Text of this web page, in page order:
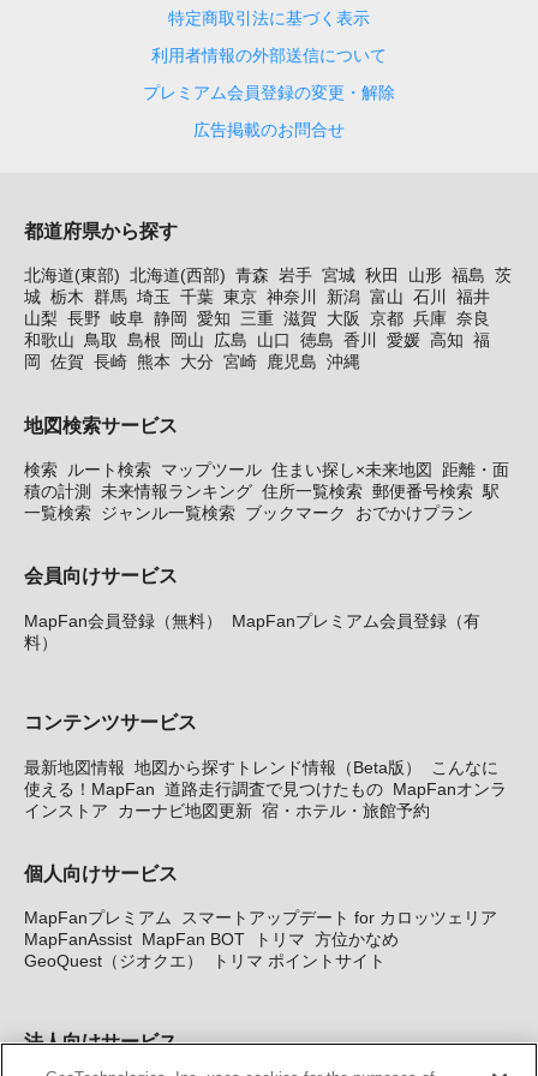
特定商取引法に基づく表示
利用者情報の外部送信について
プレミアム会員登録の変更・解除
広告掲載のお問合せ
都道府県から探す
北海道(東部) 北海道(西部) 青森 岩手 宮城 秋田 山形 福島 茨
城 栃木 群馬 埼玉 千葉 東京 神奈川 新潟 富山 石川
福井
山梨 長野 岐阜 静岡 愛知 三重 滋賀 大阪 京都 兵庫 奈良
和歌山 鳥取 島根 岡山 広島 山口 徳島 香川 愛媛 高知 福
岡
佐賀 長崎 熊本 大分 宮崎 鹿児島 沖縄
地図検索サービス
検索 ルート検索 マップツール 住まい探し×未来地図
距離・面
積の計測
未来情報ランキング 住所一覧検索 郵便番号検索 駅
一覧検索 ジャンル一覧検索 ブックマーク おでかけプラン
会員向けサービス
MapFan会員登録（無料）
MapFanプレミアム会員登録（有
料）
コンテンツサービス
最新地図情報 地図から探すトレンド情報（Beta版）
こんなに
使える！MapFan 道路走行調査で見つけたもの MapFanオンラ
インストア
カーナビ地図更新 宿・ホテル・旅館予約
個人向けサービス
MapFanプレミアム
スマートアップデート for カロッツェリア
MapFanAssist MapFan BOT トリマ 方位かなめ
GeoQuest（ジオクエ）
トリマ ポイントサイト
法人向けサービス